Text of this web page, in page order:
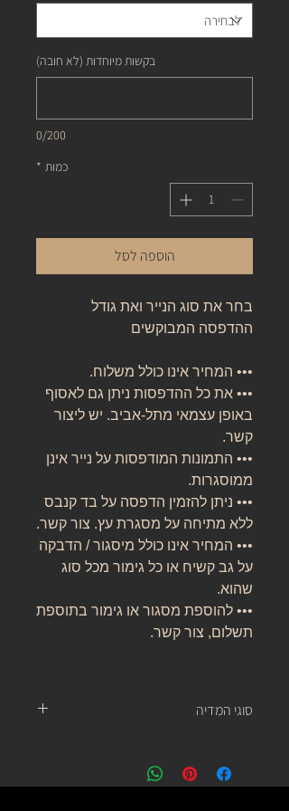
בקשות מיוחדות (לא חובה)
0/200
כמות *
הוספה לסל
בחר את סוג הנייר ואת גודל
ההדפסה המבוקשים
••• המחיר אינו כולל משלוח.
••• את כל ההדפסות ניתן גם לאסוף
באופן עצמאי מתל-אביב. יש ליצור
קשר.
••• התמונות המודפסות על נייר אינן
ממוסגרות.
••• ניתן להזמין הדפסה על בד קנבס
ללא מתיחה על מסגרת עץ. צור קשר.
••• המחיר אינו כולל מיסגור / הדבקה
על גב קשיח או כל גימור מכל סוג
שהוא.
••• להוספת מסגור או גימור בתוספת
תשלום, צור קשר.
סוגי המדיה
לובן ניטרלי ובמשקל של 310 גרם.